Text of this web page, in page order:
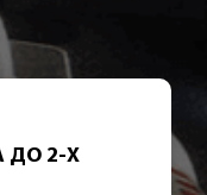
ДО 2-Х